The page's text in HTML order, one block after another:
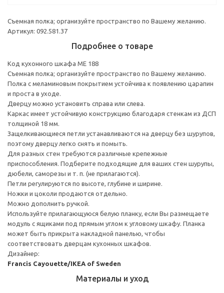
Cъемная полка; организуйте пространство по Вашему желанию.
Артикул: 092.581.37
Подробнее о товаре
Код кухонного шкафа ME 188
Cъемная полка; организуйте пространство по Вашему желанию.
Полка с меламиновым покрытием устойчива к появлению царапин
и проста в уходе.
Дверцу можно установить справа или слева.
Каркас имеет устойчивую конструкцию благодаря стенкам из ДСП
толщиной 18 мм.
Защелкивающиеся петли устанавливаются на дверцу без шурупов,
поэтому дверцу легко снять и помыть.
Для разных стен требуются различные крепежные
приспособления. Подберите подходящие для ваших стен шурупы,
дюбели, саморезы и т. п. (не прилагаются).
Петли регулируются по высоте, глубине и ширине.
Ножки и цоколи продаются отдельно.
Можно дополнить ручкой.
Используйте прилагающуюся белую планку, если Вы размещаете
модуль с ящиками под прямым углом к угловому шкафу. Планка
может быть прикрыта накладной панелью, чтобы
соответствовать дверцам кухонных шкафов.
Дизайнер:
Francis Cayouette/IKEA of Sweden
Материалы и уход